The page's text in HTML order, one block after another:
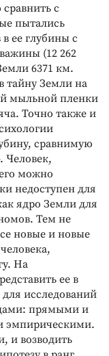
с
пытались
ее глубины с
(12 262
6371 км.
тайну Земли на
мыльной пленки
Точно также и
сравнимую
Человек,
можно
недоступен для
ядро Земли для
Тем не
новые и новые
На
ее в
исследований
прямыми и
эмпирическими.
и возводить